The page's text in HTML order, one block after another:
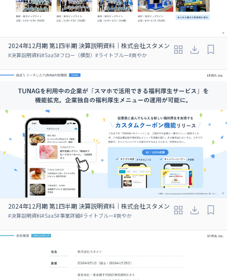
2024年12月期 第1四半期 決算説明資料｜株式会社スタメン
#決算説明資料#SaaS#フロー（横型） #ライトブルー#爽やか
2024年12月期 第1四半期 決算説明資料｜株式会社スタメン
#決算説明資料#SaaS#事業詳細#ライトブルー#爽やか